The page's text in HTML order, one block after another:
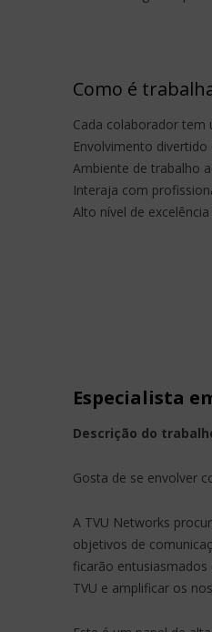
Como é
Cada colaborador tem
Envolvimento
Ambiente de trabalho
Interaja com
Alto nível de
Especialista
Descrição do
Gosta de se envolver
A TVU Networks
objetivos de
ficarão
TVU e amplificar os